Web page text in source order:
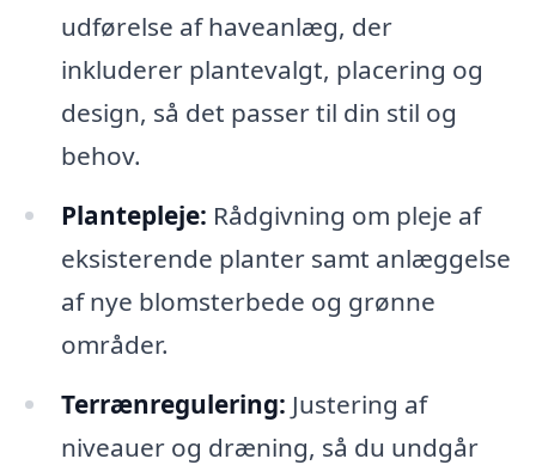
udførelse af haveanlæg, der
inkluderer plantevalgt, placering og
design, så det passer til din stil og
behov.
Plantepleje: Rådgivning om pleje af
eksisterende planter samt anlæggelse
af nye blomsterbede og grønne
områder.
Terrænregulering: Justering af
niveauer og dræning, så du undgår